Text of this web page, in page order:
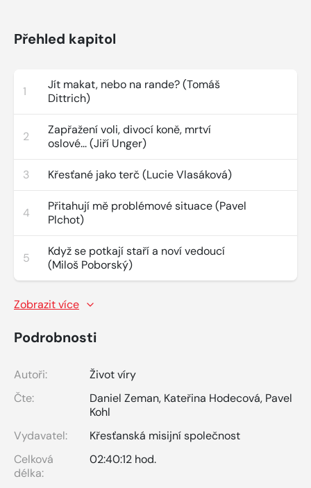
Přehled kapitol
1
Jít makat, nebo na rande? (Tomáš
Dittrich)
2
Zapřažení voli, divocí koně, mrtví
oslové... (Jiří Unger)
3 Křesťané jako terč (Lucie Vlasáková)
4
Přitahují mě problémové situace (Pavel
Plchot)
5
Když se potkají staří a noví vedoucí
(Miloš Poborský)
Zobrazit více
Podrobnosti
Autoři:
Život víry
Čte:
Daniel Zeman, Kateřina Hodecová, Pavel
Kohl
Vydavatel:
Křesťanská misijní společnost
Celková
délka:
02:40:12 hod.